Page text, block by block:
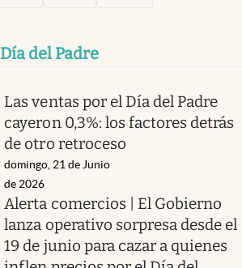
Día del Padre
Las ventas por el Día del Padre
cayeron 0,3%: los factores detrás
de otro retroceso
domingo, 21 de Junio
de 2026
Alerta comercios | El Gobierno
lanza operativo sorpresa desde el
19 de junio para cazar a quienes